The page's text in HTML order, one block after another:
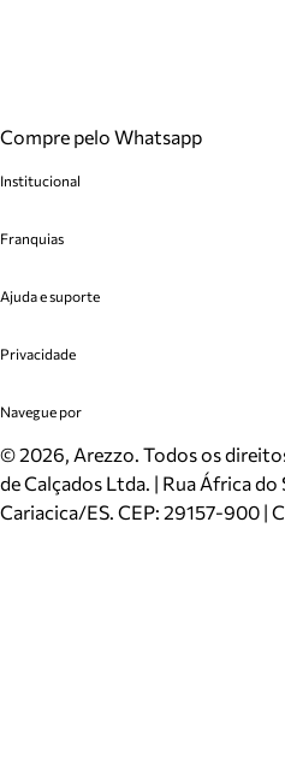
Compre pelo Whatsapp
Institucional
Cashback
Venda Corporativa
Mapa do Site
Inverno
Mundo Arezzo
Franquias
Plano de Negócio
Ajuda e suporte
Cadastro
Meus Pedidos
Trocas e Devoluções
Cartão Presente
Localizador de lojas
Privacidade
Politica e Privacidade
Navegue por
Sapatos
Bolsas
Scarpins
©2026, Arezzo. Todos os
de Calçados Ltda. | Rua África
Cariacica/ES. CEP: 29157-900 |